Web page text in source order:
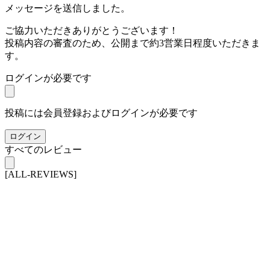
メッセージを送信しました。
ご協力いただきありがとうございます！
投稿内容の審査のため、公開まで約3営業日程度いただきま
す。
ログインが必要です
投稿には会員登録およびログインが必要です
ログイン
すべてのレビュー
[ALL-REVIEWS]